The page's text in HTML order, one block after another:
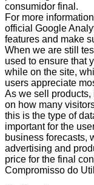
consumidor final.
For more
official Google
features and make
When we are still
used to ensure that
while on the site,
users appreciate
As we sell products,
on how many
this is the type of
important for the
business forecasts,
advertising and
price for the final
Compromisso do